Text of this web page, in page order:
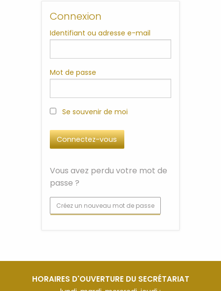
Connexion
Identifiant ou adresse e-mail
Mot de passe
Se souvenir de moi
Vous avez perdu votre mot de
passe ?
Créez un nouveau mot de passe
HORAIRES D'OUVERTURE DU SECRÉTARIAT